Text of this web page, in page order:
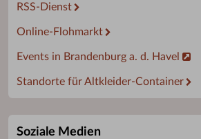
RSS-Dienst
Online-Flohmarkt
Events in Brandenburg a. d. Havel
Standorte für Altkleider-Container
Soziale Medien